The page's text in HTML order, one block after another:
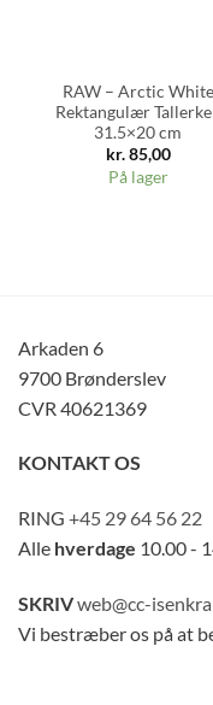
RAW – Arctic White
Rektangulær
31.5×20 cm
kr.85,00
På lager
Arkaden 6
9700 Brønderslev
CVR 40621369
KONTAKT OS
RING +45 29 64 56 22
Alle hverdage 10.00 -
SKRIVweb@cc-
Vi bestræber os på at